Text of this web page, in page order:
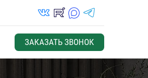
vk_in rutube_in max_s telegrams_in
ЗАКАЗАТЬ ЗВОНОК